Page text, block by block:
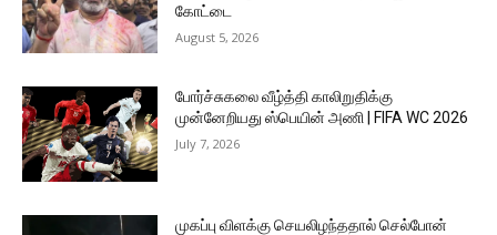
கோட்டை
August 5, 2026
போர்ச்சுகலை வீழ்த்தி காலிறுதிக்கு
முன்னேறியது ஸ்பெயின் அணி | FIFA WC 2026
July 7, 2026
முகப்பு விளக்கு செயலிழந்ததால் செல்போன்